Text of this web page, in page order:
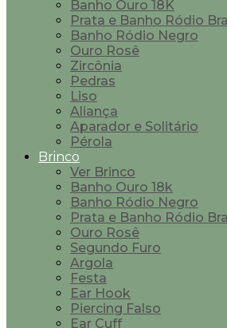
Banho Ouro 18K
Prata e Banho Ródio
Banho Ródio Negro
Ouro Rosê
Zircônia
Pedras
Liso
Aliança
Aparador e Solitário
Pérola
Brinco
Ver Brinco
Banho Ouro 18k
Banho Ródio Negro
Prata e Banho Ródio
Ouro Rosê
Segundo Furo
Argola
Festa
Ear Hook
Piercing Falso
Ear Cuff